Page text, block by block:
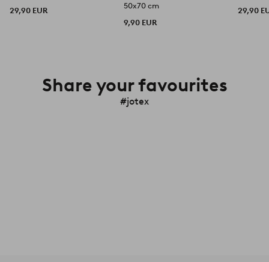
29,90 EUR
50x70 cm
9,90 EUR
29,90
Share your favourites
#jotex